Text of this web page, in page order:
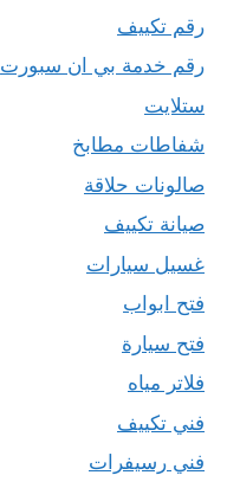
رقم تكييف
رقم خدمة بي ان سبورت
ستلايت
شفاطات مطابخ
صالونات حلاقة
صيانة تكييف
غسيل سيارات
فتح ابواب
فتح سيارة
فلاتر مياه
فني تكييف
فني رسيفرات